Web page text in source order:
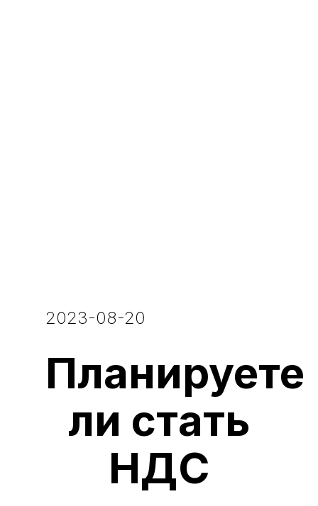
2023-08-20
Планируете
ли стать
НДС